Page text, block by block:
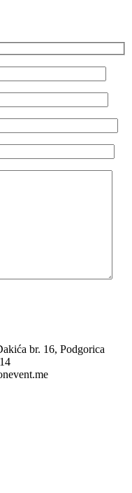
br. 16, Podgorica